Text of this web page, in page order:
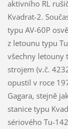
aktivního RL
Kvadrat-2.
typu AV-60P
z letounu typu
všechny letouny
strojem (v.č.
opustil v roce
Gagara, stejně
stanice typu
sériového Tu-